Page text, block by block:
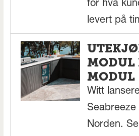
for hva
levert på
MODUL
MODUL
Witt
Seabreeze
Norden.